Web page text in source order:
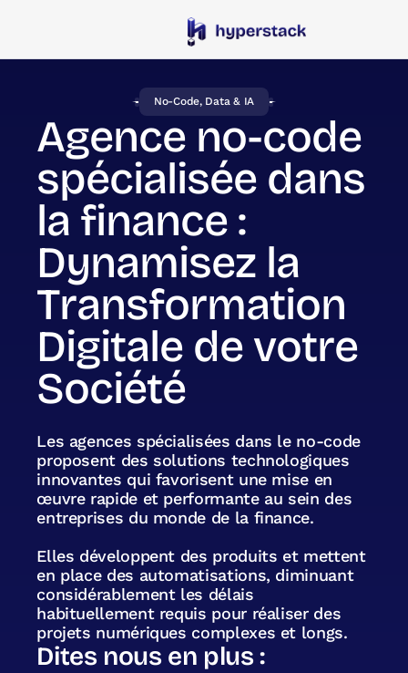
No-Code, Data & IA
Agence no-code
spécialisée dans
la finance :
Dynamisez la
Transformation
Digitale de votre
Société
Les agences spécialisées dans le no-code
proposent des solutions technologiques
innovantes qui favorisent une mise en
œuvre rapide et performante au sein des
entreprises du monde de la finance.
Elles développent des produits et mettent
en place des automatisations, diminuant
considérablement les délais
habituellement requis pour réaliser des
projets numériques complexes et longs.
Dites nous en plus :